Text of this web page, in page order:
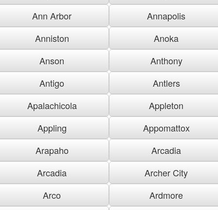
Ann Arbor
Annapolis
Anniston
Anoka
Anson
Anthony
Antigo
Antlers
Apalachicola
Appleton
Appling
Appomattox
Arapaho
Arcadia
Arcadia
Archer City
Arco
Ardmore